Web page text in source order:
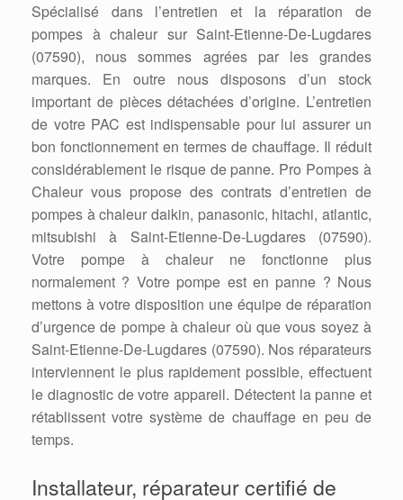
Spécialisé dans l’entretien et la réparation de
pompes à chaleur sur Saint-Etienne-De-Lugdares
(07590), nous sommes agrées par les grandes
marques. En outre nous disposons d’un stock
important de pièces détachées d’origine. L’entretien
de votre PAC est indispensable pour lui assurer un
bon fonctionnement en termes de chauffage. Il réduit
considérablement le risque de panne. Pro Pompes à
Chaleur vous propose des contrats d’entretien de
pompes à chaleur daikin, panasonic, hitachi, atlantic,
mitsubishi à Saint-Etienne-De-Lugdares (07590).
Votre pompe à chaleur ne fonctionne plus
normalement ? Votre pompe est en panne ? Nous
mettons à votre disposition une équipe de réparation
d’urgence de pompe à chaleur où que vous soyez à
Saint-Etienne-De-Lugdares (07590). Nos réparateurs
interviennent le plus rapidement possible, effectuent
le diagnostic de votre appareil. Détectent la panne et
rétablissent votre système de chauffage en peu de
temps.
Installateur, réparateur certifié de